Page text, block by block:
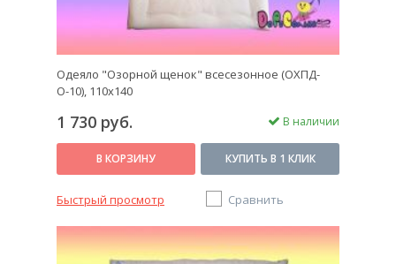
Одеяло "Озорной щенок" всесезонное (ОХПД-
О-10), 110x140
1 730 руб. В наличии
В КОРЗИНУ КУПИТЬ В 1 КЛИК
Быстрый просмотр Сравнить